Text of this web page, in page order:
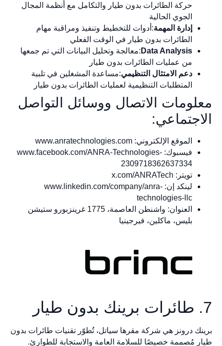
حركة الطائرات بدون طيار والتكامل مع أنظمة المجال
الجوي الحالية
إدارة المهمة:أدوات للتخطيط وتنفيذ ومراقبة مهام
الطائرات بدون طيار في الوقت الفعلي
Data Analysis :معالجة وتحليل البيانات التي تم جمعها
من عمليات الطائرات بدون طيار
دعم الامتثال التنظيمي:مساعدة المشغلين في تلبية
المتطلبات التنظيمية لعمليات الطائرات بدون طيار
معلومات الاتصال ووسائل التواصل
الاجتماعي:
الموقع الإلكتروني: www.anratechnologies.com
فيسبوك: www.facebook.com/ANRA-Technologies-
2309718362637334
تويتر: x.com/ANRATech
لينكد إن: www.linkedin.com/company/anra-
technologies-llc
العنوان: واشنطن العاصمة، 1775 غرينزبورو ستيشن
بليس، ماكلين، فيرجينيا
7. طائرات برينك بدون طيار
برينك درونز هي شركة مقرها سياتل، تُطوّر تقنيات طائرات بدون
طيار مُصممة خصيصًا للسلامة العامة والاستجابة للطوارئ.